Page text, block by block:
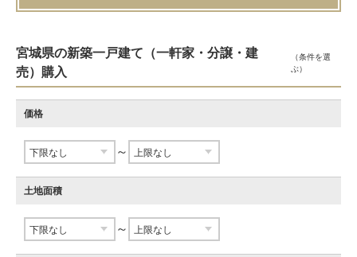
宮城県の新築一戸建て（一軒家・分譲・建
売）購入
（条件を選
ぶ）
価格
～
土地面積
～